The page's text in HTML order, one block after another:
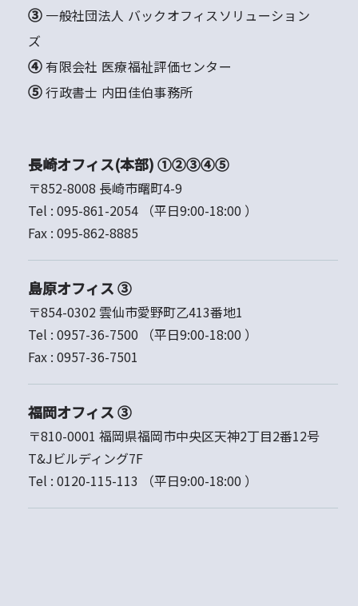
③ 一般社団法人 バックオフィスソリューション
ズ
④ 有限会社 医療福祉評価センター
⑤ 行政書士 内田佳伯事務所
長崎オフィス(本部) ①②③④⑤
〒852-8008 長崎市曙町4-9
Tel : 095-861-2054
（平日9:00-18:00 ）
Fax : 095-862-8885
島原オフィス ③
〒854-0302 雲仙市愛野町乙413番地1
Tel : 0957-36-7500
（平日9:00-18:00 ）
Fax : 0957-36-7501
福岡オフィス ③
〒810-0001 福岡県福岡市中央区天神2丁目2番12号
T&Jビルディング7F
Tel : 0120-115-113 （平日9:00-18:00 ）